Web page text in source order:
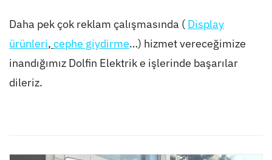
Daha pek çok reklam çalışmasında ( Display
ürünleri, cephe giydirme…) hizmet vereceğimize
inandığımız Dolfin Elektrik e işlerinde başarılar
dileriz.